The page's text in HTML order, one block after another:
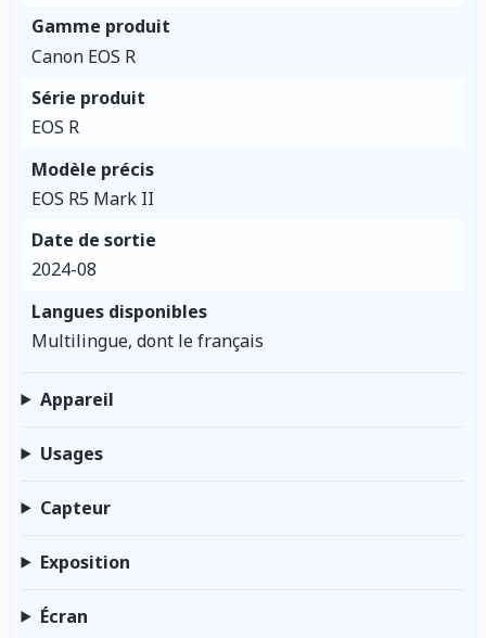
Gamme produit
Canon EOS R
Série produit
EOS R
Modèle précis
EOS R5 Mark II
Date de sortie
2024-08
Langues disponibles
Multilingue, dont le français
Appareil
Usages
Capteur
Exposition
Écran